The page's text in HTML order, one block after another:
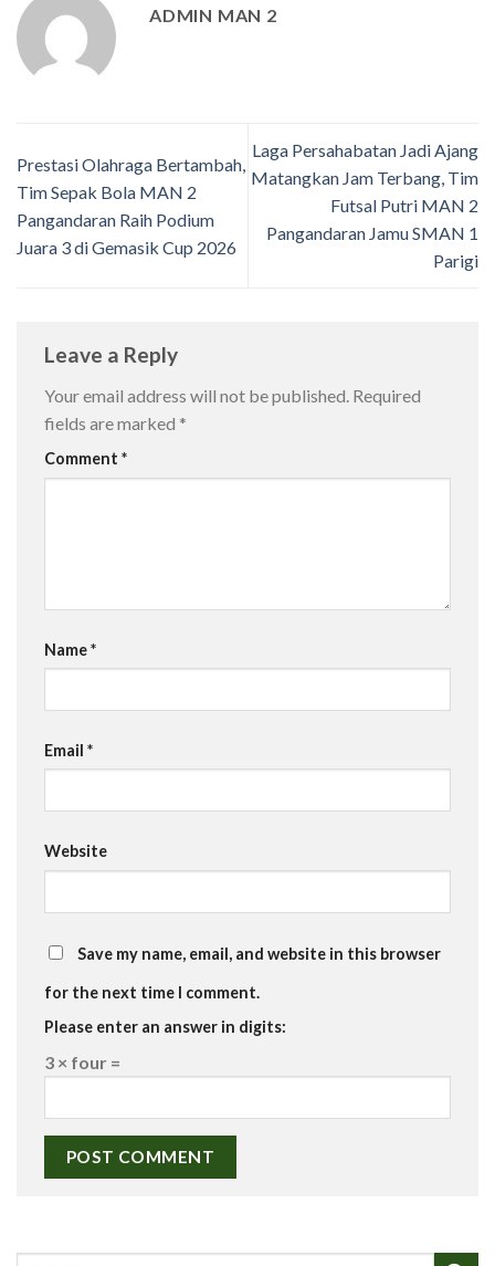
ADMIN MAN 2
Prestasi Olahraga Bertambah,
Tim Sepak Bola MAN 2
Pangandaran Raih Podium
Juara 3 di Gemasik Cup 2026
Laga Persahabatan Jadi Ajang
Matangkan Jam Terbang, Tim
Futsal Putri MAN 2
Pangandaran Jamu SMAN 1
Parigi
Leave a Reply
Your email address will not be published. Required
fields are marked *
Comment *
Name*
Email *
Website
Save my name, email, and website in this browser
for the next time I comment.
Please enter an answer in digits:
3 × four =